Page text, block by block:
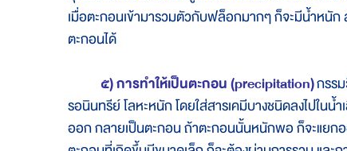
เมื่อตะกอนเข้ามารวมตัวกับฟล็อกมากๆ ก็จะมีน้ำหนั
ตะกอนได้
๕) การทำให้เป็นตะกอน (precipitation)กรร
รอนินทรีย์ โลหะหนัก โดยใส่สารเคมีบางชนิดลงไปใน
ออก กลายเป็นตะกอน ถ้าตะกอนนั้นหนักพอ ก็จะแยก